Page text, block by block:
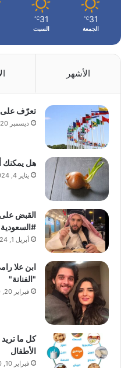
31
℃
الجمعة
31
℃
السبت
الأشهر
تعرّف على
ديسمبر 20, 2023
هل يمكنك
يناير 4, 2024
القبض
#السعودية
أبريل 1, 2024
ابن علا
"الفنانة"
فبراير 20, 2020
كل ما
الأطفال
فبراير 10, 2020